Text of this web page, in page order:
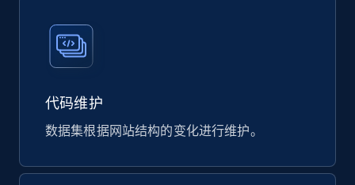
URL, Product id, Title, Rating, Reviews count,
Initial price, Discount, Final price, and more.
eCommerce
代码维护
数据集根据网站结构的变化进行维护。